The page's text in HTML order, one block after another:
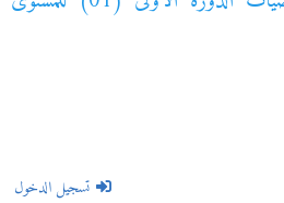
تسجيل الدخول